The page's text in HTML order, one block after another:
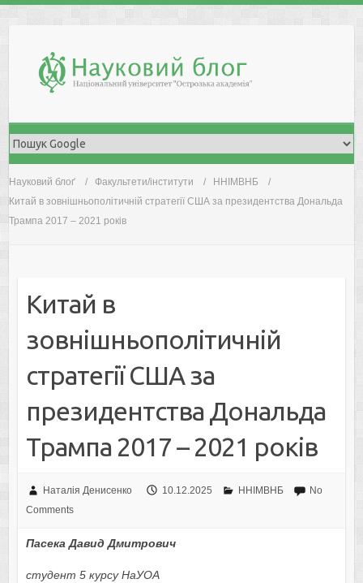
Науковий блоґ Факультети/інститути
ННІМВНБ
Китай в зовнішньополітичній стратегії США за президентства Дональда
Трампа 2017 – 2021 років
Китай в
зовнішньополітичній
стратегії США за
президентства Дональда
Трампа 2017 – 2021 років
Наталія Денисенко 10.12.2025 ННІМВНБ
No
Comments
Пасека Давид Дмитрович
студент 5 курсу НаУОА